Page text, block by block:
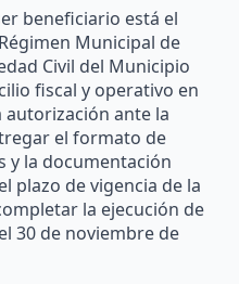
beneficiario está el
Municipal de
Civil del Municipio
fiscal y operativo en
ante la
el formato de
y la documentación
plazo de vigencia de la
la ejecución de
30 de noviembre de